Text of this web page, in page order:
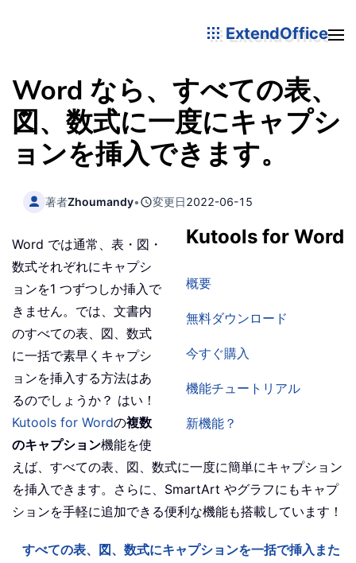
ExtendOffice
Word なら、すべての表、
図、数式に一度にキャプシ
ョンを挿入できます。
著者Zhoumandy• 変更日2022-06-15
Kutools for Word
概要
無料ダウンロード
今すぐ購入
機能チュートリアル
新機能？
Word では通常、表・図・
数式それぞれにキャプシ
ョンを1 つずつしか挿入で
きません。では、文書内
のすべての表、図、数式
に一括で素早くキャプシ
ョンを挿入する方法はあ
るのでしょうか？ はい！
Kutools for Wordの複数
のキャプション機能を使
えば、すべての表、図、数式に一度に簡単にキャプション
を挿入できます。さらに、SmartArt やグラフにもキャプ
ションを手軽に追加できる便利な機能も搭載しています！
すべての表、図、数式にキャプションを一括で挿入また